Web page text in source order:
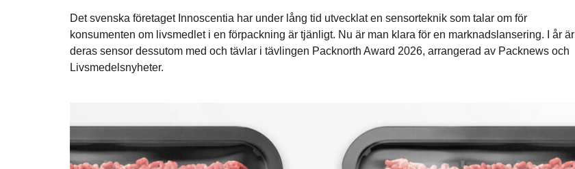
Det svenska företaget Innoscentia har under lång tid utvecklat en sensorteknik som talar om för
konsumenten om livsmedlet i en förpackning är tjänligt. Nu är man klara för en marknadslansering. I år är
deras sensor dessutom med och tävlar i tävlingen Packnorth Award 2026, arrangerad av Packnews och
Livsmedelsnyheter.